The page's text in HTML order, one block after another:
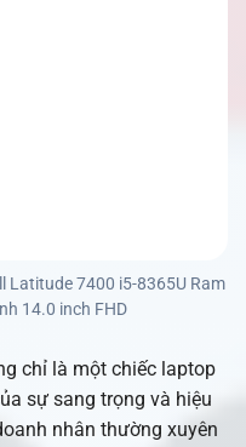
Latitude 7400 i5-8365U Ram
14.0 inch FHD
chỉ là một chiếc laptop
sự sang trọng và hiệu
nhân thường xuyên